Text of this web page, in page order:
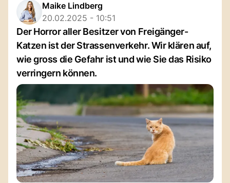
Maike Lindberg
20.02.2025 - 10:51
Der Horror aller Besitzer von Freigänger-
Katzen ist der Strassenverkehr. Wir klären auf,
wie gross die Gefahr ist und wie Sie das Risiko
verringern können.